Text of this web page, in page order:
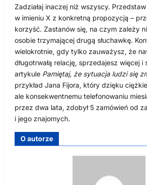
Zadziałaj inaczej niż wszyscy.
w imieniu X z konkretną propozycją –
korzyść. Zastanów się, na czym zależy
osobie trzymającej drugą słuchawkę.
wielokrotnie, gdy tylko zauważysz, że
długotrwałą relację, sprzedajesz więcej i
artykule Pamiętaj, że sytuacja ludzi się
przykład Jana Fijora, który dzięku
ale konsekwentnemu telefonowaniu
przez dwa lata, zdobył 5 zamówień od
i jego znajomych.
O autorze